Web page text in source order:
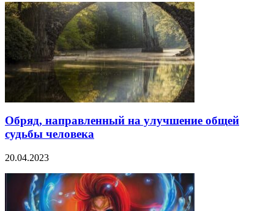
Обряд, направленный на улучшение общей
судьбы человека
20.04.2023